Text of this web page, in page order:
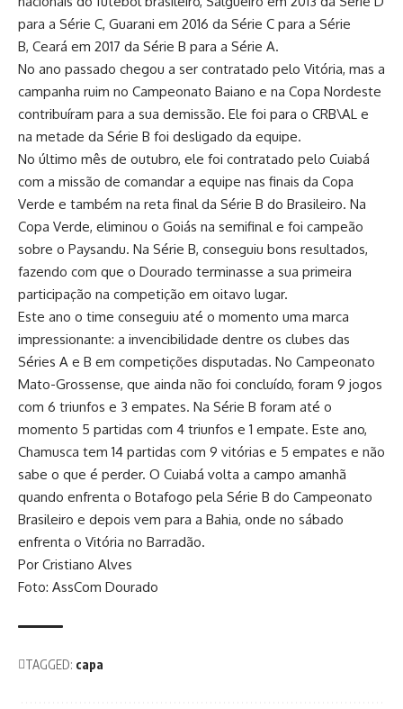
para a Série C, Guarani em 2016 da Série C para a Série
B, Ceará em 2017 da Série B para a Série A.
No ano passado chegou a ser contratado pelo Vitória, mas a
campanha ruim no Campeonato Baiano e na Copa Nordeste
contribuíram para a sua demissão. Ele foi para o CRB\AL e
na metade da Série B foi desligado da equipe.
No último mês de outubro, ele foi contratado pelo Cuiabá
com a missão de comandar a equipe nas finais da Copa
Verde e também na reta final da Série B do Brasileiro. Na
Copa Verde, eliminou o Goiás na semifinal e foi campeão
sobre o Paysandu. Na Série B, conseguiu bons resultados,
fazendo com que o Dourado terminasse a sua primeira
participação na competição em oitavo lugar.
Este ano o time conseguiu até o momento uma marca
impressionante: a invencibilidade dentre os clubes das
Séries A e B em competições disputadas. No Campeonato
Mato-Grossense, que ainda não foi concluído, foram 9 jogos
com 6 triunfos e 3 empates. Na Série B foram até o
momento 5 partidas com 4 triunfos e 1 empate. Este ano,
Chamusca tem 14 partidas com 9 vitórias e 5 empates e não
sabe o que é perder. O Cuiabá volta a campo amanhã
quando enfrenta o Botafogo pela Série B do Campeonato
Brasileiro e depois vem para a Bahia, onde no sábado
enfrenta o Vitória no Barradão.
Por Cristiano Alves
Foto: AssCom Dourado
TAGGED: capa